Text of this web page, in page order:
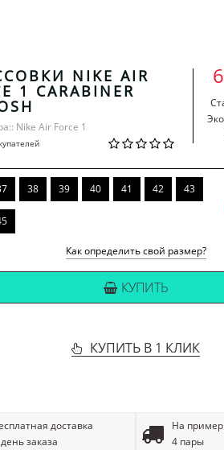
NIKE AIR
1 CARABINER
Nike Air Force 1
38 39 40 41 42 43
Как определить свой размер?
КУПИТЬ
КУПИТЬ В 1 КЛИК
доставка
заказа
На
4 пары